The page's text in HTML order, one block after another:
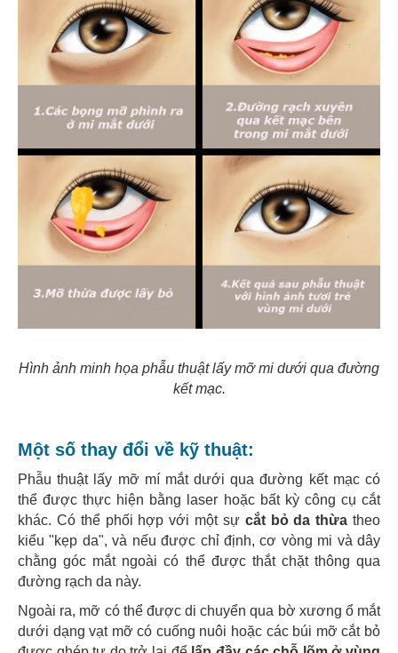
Hình ảnh minh họa phẫu thuật lấy mỡ mi dưới qua đường
kết mạc.
Một số thay đổi về kỹ thuật:
Phẫu thuật lấy mỡ mí mắt dưới qua đường kết mạc có
thể được thực hiện bằng laser hoặc bất kỳ công cụ cắt
khác. Có thể phối hợp với một sự cắt bỏ da thừa theo
kiểu "kẹp da", và nếu được chỉ định, cơ vòng mi và dây
chằng góc mắt ngoài có thể được thắt chặt thông qua
đường rạch da này.
Ngoài ra, mỡ có thể được di chuyển qua bờ xương ổ mắt
dưới dạng vạt mỡ có cuống nuôi hoặc các búi mỡ cắt bỏ